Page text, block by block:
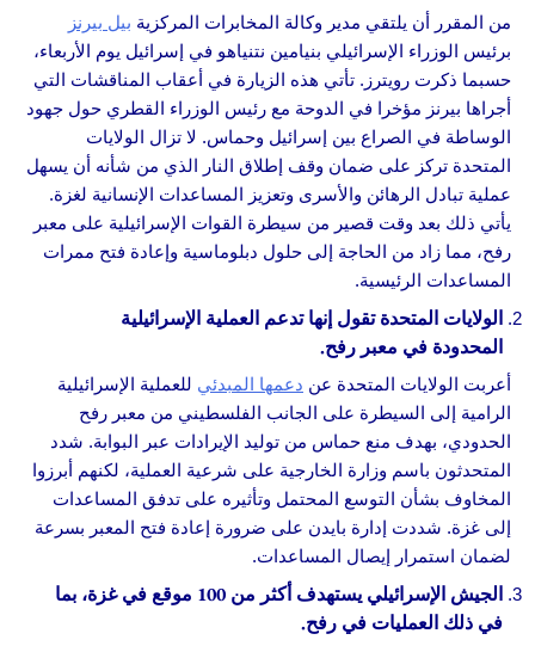
من المقرر أن يلتقي مدير وكالة المخابرات المركزية بيل بيرنز
برئيس الوزراء الإسرائيلي بنيامين نتنياهو في إسرائيل يوم الأربعاء،
حسبما ذكرت رويترز. تأتي هذه الزيارة في أعقاب المناقشات التي
أجراها بيرنز مؤخرا في الدوحة مع رئيس الوزراء القطري حول جهود
الوساطة في الصراع بين إسرائيل وحماس. لا تزال الولايات
المتحدة تركز على ضمان وقف إطلاق النار الذي من شأنه أن يسهل
عملية تبادل الرهائن والأسرى وتعزيز المساعدات الإنسانية لغزة.
يأتي ذلك بعد وقت قصير من سيطرة القوات الإسرائيلية على معبر
رفح، مما زاد من الحاجة إلى حلول دبلوماسية وإعادة فتح ممرات
المساعدات الرئيسية.
الولايات المتحدة تقول إنها تدعم العملية الإسرائيلية
المحدودة في معبر رفح.
أعربت الولايات المتحدة عن دعمها المبدئي للعملية الإسرائيلية
الرامية إلى السيطرة على الجانب الفلسطيني من معبر رفح
الحدودي، بهدف منع حماس من توليد الإيرادات عبر البوابة. شدد
المتحدثون باسم وزارة الخارجية على شرعية العملية، لكنهم أبرزوا
المخاوف بشأن التوسع المحتمل وتأثيره على تدفق المساعدات
إلى غزة. شددت إدارة بايدن على ضرورة إعادة فتح المعبر بسرعة
لضمان استمرار إيصال المساعدات.
الجيش الإسرائيلي يستهدف أكثر من 100 موقع في غزة، بما
في ذلك العمليات في رفح.